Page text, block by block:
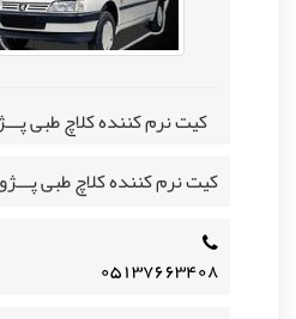
کیت نرم کننده کلاچ طبی پـــژو 405 نوین
کیت نرم کننده کلاچ طبی پـــژو 405 نوین مبتکران
۰۵۱۳۷۶۶۳۴۰۸